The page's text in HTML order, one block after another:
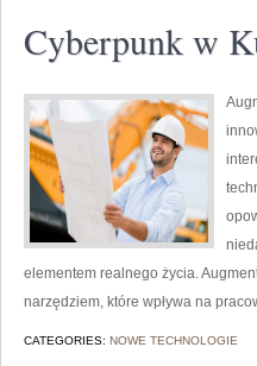
Cyberpunk w
elementem realnego życia.
narzędziem, które wpływa na
CATEGORIES: NOWE TECHNOLOGIE